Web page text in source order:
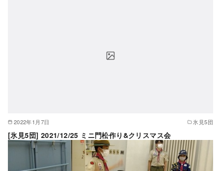
2022年1月7日 氷見5団
[氷見5団] 2021/12/25 ミニ門松作り&クリスマス会